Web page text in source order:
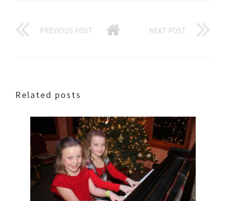
PREVIOUS POST NEXT POST
Related posts